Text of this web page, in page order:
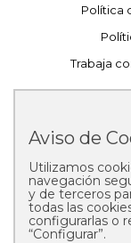
Política
Trabaja
Aviso de
Utilizamos
navegación
y de terceros
todas las
configurarlas o
“Configurar”.